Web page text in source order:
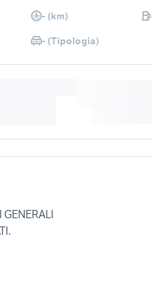
- (km)
- (Tipologia)